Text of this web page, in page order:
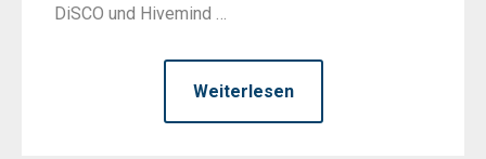
DiSCO und Hivemind …
Weiterlesen